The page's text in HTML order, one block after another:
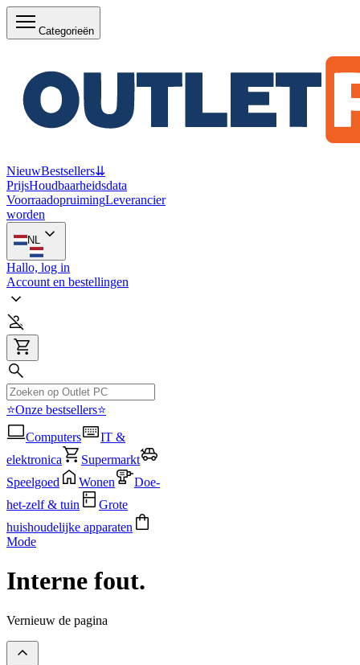
Categorieën
NieuwBestsellers⇊
PrijsHoudbaarheidsdata
VoorraadopruimingLeverancier
worden
NL
Hallo, log in
Account en bestellingen
⭐Onze bestsellers⭐
Computers
IT &
elektronica
Supermarkt
Speelgoed
Wonen
Doe-
het-zelf & tuin
Grote
huishoudelijke apparaten
Mode
Interne fout.
Vernieuw de pagina